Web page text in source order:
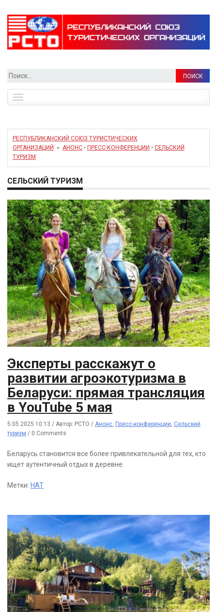
Найти:
navigation
РЕСПУБЛИКАНСКИЙ СОЮЗ ТУРИСТИЧЕСКИХ
ОРГАНИЗАЦИЙ
» АНОНС • ПРЕСС-КОНФЕРЕНЦИИ • СЕЛЬСКИЙ
ТУРИЗМ
СЕЛЬСКИЙ ТУРИЗМ
Эксперты расскажут о
развитии агроэкотуризма в
Беларуси: прямая трансляция
в YouTube 5 мая
5.05.2025 10:13 / Автор: РСТО / Анонс, Пресс-конференции, Сельский
туризм / 0 Comments
Беларусь становится все более привлекательной для тех, кто
ищет аутентичный отдых в деревне.
Метки: НАТ